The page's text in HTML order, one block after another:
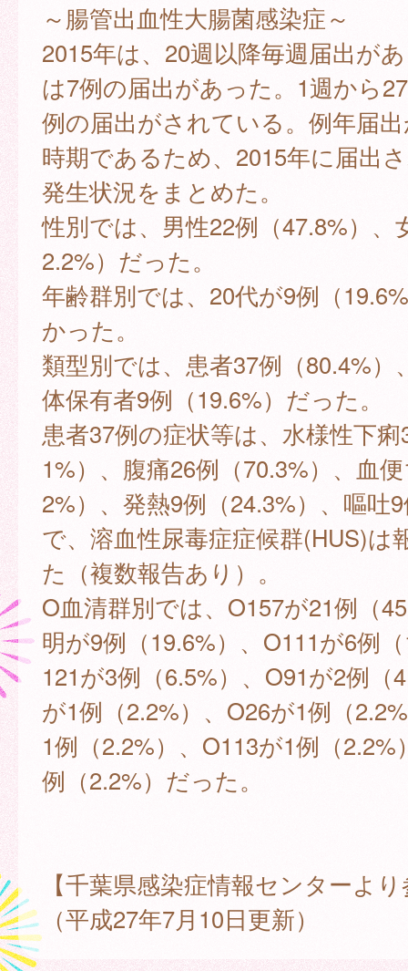
～腸管出血性大腸菌感染症～
2015年は、20週以降毎週届出が
は7例の届出があった。1週から
例の届出がされている。例年届
時期であるため、2015年に届出
発生状況をまとめた。
性別では、男性22例（47.8%）、
2.2%）だった。
年齢群別では、20代が9例（
かった。
類型別では、患者37例（80.4%）
体保有者9例（19.6%）だった。
患者37例の症状等は、水様性下痢
1%）、腹痛26例（70.3%）、血
2%）、発熱9例（24.3%）、嘔吐
で、溶血性尿毒症症候群(HUS)は
た（複数報告あり）。
O血清群別では、O157が21例（
明が9例（19.6%）、O111が6例
121が3例（6.5%）、O91が2例（
が1例（2.2%）、O26が1例（
1例（2.2%）、O113が1例（2.2%
例（2.2%）だった。
【千葉県感染症情報センターよ
（平成27年7月10日更新）